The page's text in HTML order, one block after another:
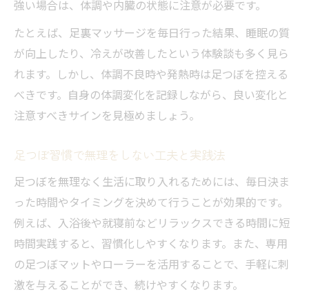
強い場合は、体調や内臓の状態に注意が必要です。
たとえば、足裏マッサージを毎日行った結果、睡眠の質
が向上したり、冷えが改善したという体験談も多く見ら
れます。しかし、体調不良時や発熱時は足つぼを控える
べきです。自身の体調変化を記録しながら、良い変化と
注意すべきサインを見極めましょう。
足つぼ習慣で無理をしない工夫と実践法
足つぼを無理なく生活に取り入れるためには、毎日決ま
った時間やタイミングを決めて行うことが効果的です。
例えば、入浴後や就寝前などリラックスできる時間に短
時間実践すると、習慣化しやすくなります。また、専用
の足つぼマットやローラーを活用することで、手軽に刺
激を与えることができ、続けやすくなります。